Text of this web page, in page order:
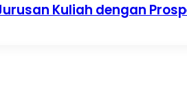
Kuliah dengan